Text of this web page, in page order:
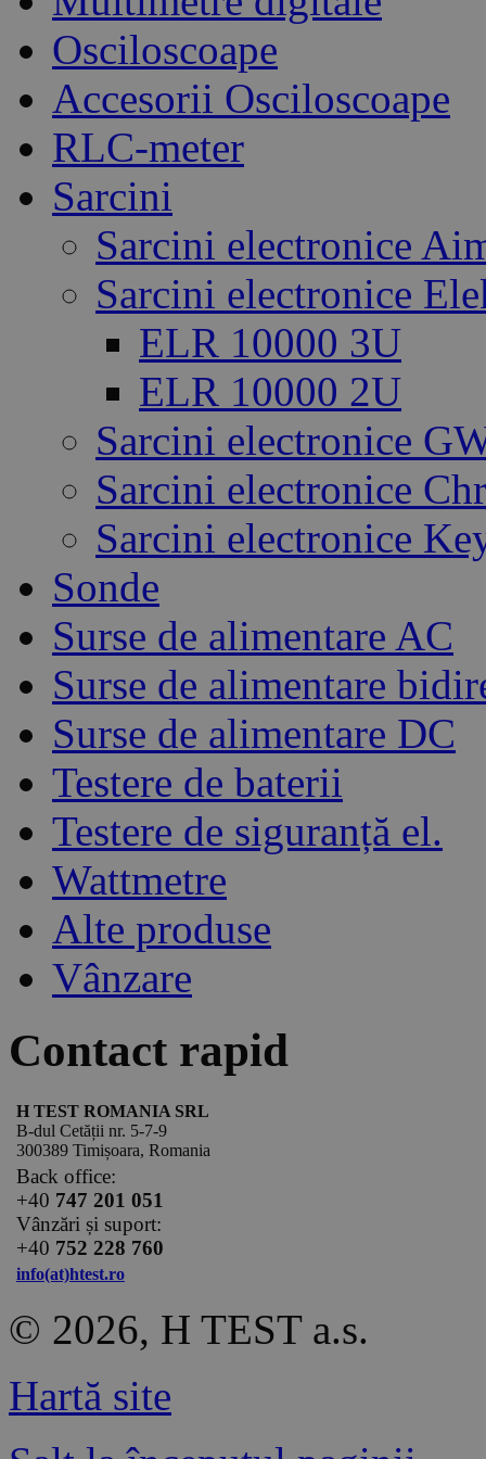
Osciloscoape
Accesorii Osciloscoape
RLC-meter
Sarcini
Sarcini electronice
Sarcini electronice
ELR 10000 3U
ELR 10000 2U
Sarcini electronice
Sarcini electronice
Sarcini electronice
Sonde
Surse de alimentare AC
Surse de alimentare
Surse de alimentare DC
Testere de baterii
Testere de siguranță el.
Wattmetre
Alte produse
Vânzare
Contact rapid
H TEST ROMANIA SRL
B-dul Cetății nr. 5-7-9
300389 Timișoara, Romania
Back office:
+40 747 201 051
Vânzări și suport:
+40 752 228 760
info(at)htest.ro
© 2026, H TEST a.s.
Hartă site